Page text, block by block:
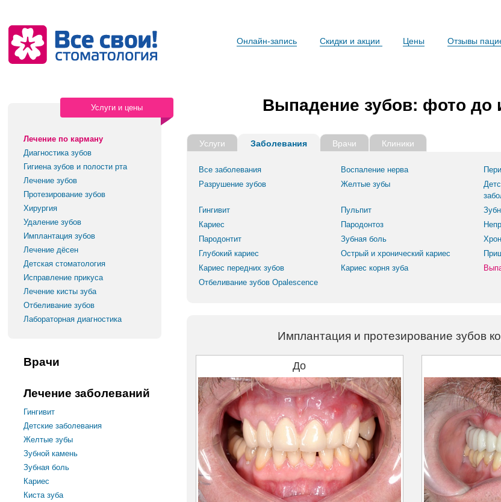
Онлайн-запись Скидки и акции Цены Отзывы
Услуги и цены
Лечение по карману
Диагностика зубов
Гигиена зубов и полости рта
Лечение зубов
Протезирование зубов
Хирургия
Удаление зубов
Имплантация зубов
Лечение дёсен
Детская стоматология
Исправление прикуса
Лечение кисты зуба
Отбеливание зубов
Лабораторная диагностика
Врачи
Лечение заболеваний
Гингивит
Детские заболевания
Желтые зубы
Зубной камень
Зубная боль
Кариес
Киста зуба
Выпадение зубов: фото до
Услуги Заболевания Врачи Клиники
Все заболевания Воспаление нерва
Разрушение зубов
Желтые зубы
Гингивит
Пульпит
Кариес
Пародонтоз
Пародонтит
Зубная боль
Глубокий кариес
Острый и хронический кариес
Кариес передних зубов
Кариес корня зуба
Отбеливание зубов Opalescence
Имплантация и протезирование зубов
До